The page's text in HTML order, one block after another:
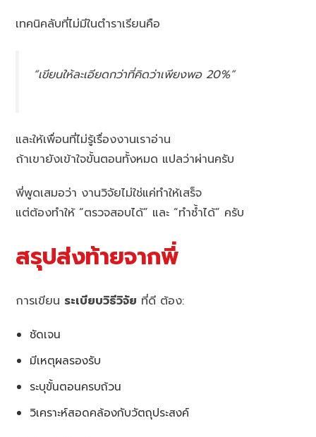
เทคนิคลับที่ไม่มีในตำราเรียนคือ
“เขียนให้ละเอียดกว่าที่คิดว่าเพียงพอ 20%”
และให้เพื่อนที่ไม่รู้เรื่องงานเราอ่าน
ถ้าเขายังเข้าใจขั้นตอนทั้งหมด แปลว่าผ่านครับ
พี่พูดเสมอว่า งานวิจัยไม่ใช่แค่ทำให้เสร็จ
แต่ต้องทำให้ “ตรวจสอบได้” และ “ทำซ้ำได้” ครับ
สรุปส่งท้ายจากพี่
การเขียน ระเบียบวิธีวิจัย ที่ดี ต้อง:
ชัดเจน
มีเหตุผลรองรับ
ระบุขั้นตอนครบถ้วน
วิเคราะห์สอดคล้องกับวัตถุประสงค์